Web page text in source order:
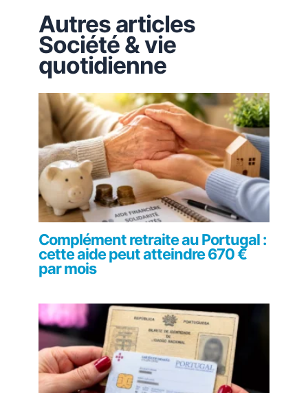
Autres articles
Société & vie
quotidienne
Complément retraite au Portugal :
cette aide peut atteindre 670 €
par mois